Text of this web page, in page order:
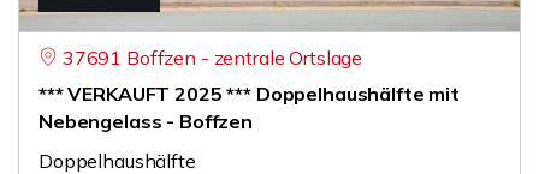
37691 Boffzen - zentrale Ortslage
*** VERKAUFT 2025 *** Doppelhaushälfte mit
Nebengelass - Boffzen
Doppelhaushälfte